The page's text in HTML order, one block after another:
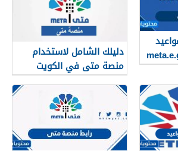
دليلك الشامل لاستخدام
منصة متى في الكويت